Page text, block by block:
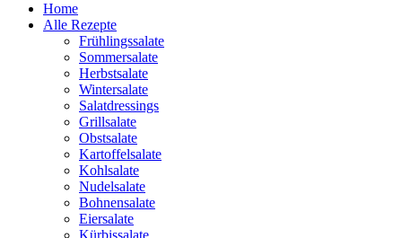
Home
Alle Rezepte
Frühlingssalate
Sommersalate
Herbstsalate
Wintersalate
Salatdressings
Grillsalate
Obstsalate
Kartoffelsalate
Kohlsalate
Nudelsalate
Bohnensalate
Eiersalate
Kürbissalate